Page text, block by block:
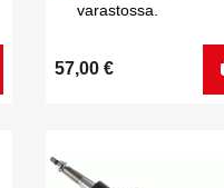
varastossa.
57,00 €